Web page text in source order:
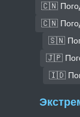
🇨🇳
🇨🇳
🇸🇳
🇯🇵
🇮🇩